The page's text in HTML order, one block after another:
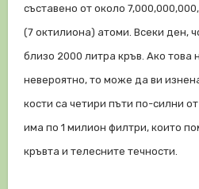
съставено от около
(7 октилиона) атоми. Всеки ден,
близо 2000 литра кръв. Ако това
невероятно, то може да ви
кости са четири пъти по-силни
има по 1 милион филтри, които
кръвта и телесните течности.